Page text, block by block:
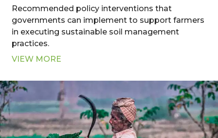
Recommended policy interventions that
governments can implement to support farmers
in executing sustainable soil management
practices.
VIEW MORE